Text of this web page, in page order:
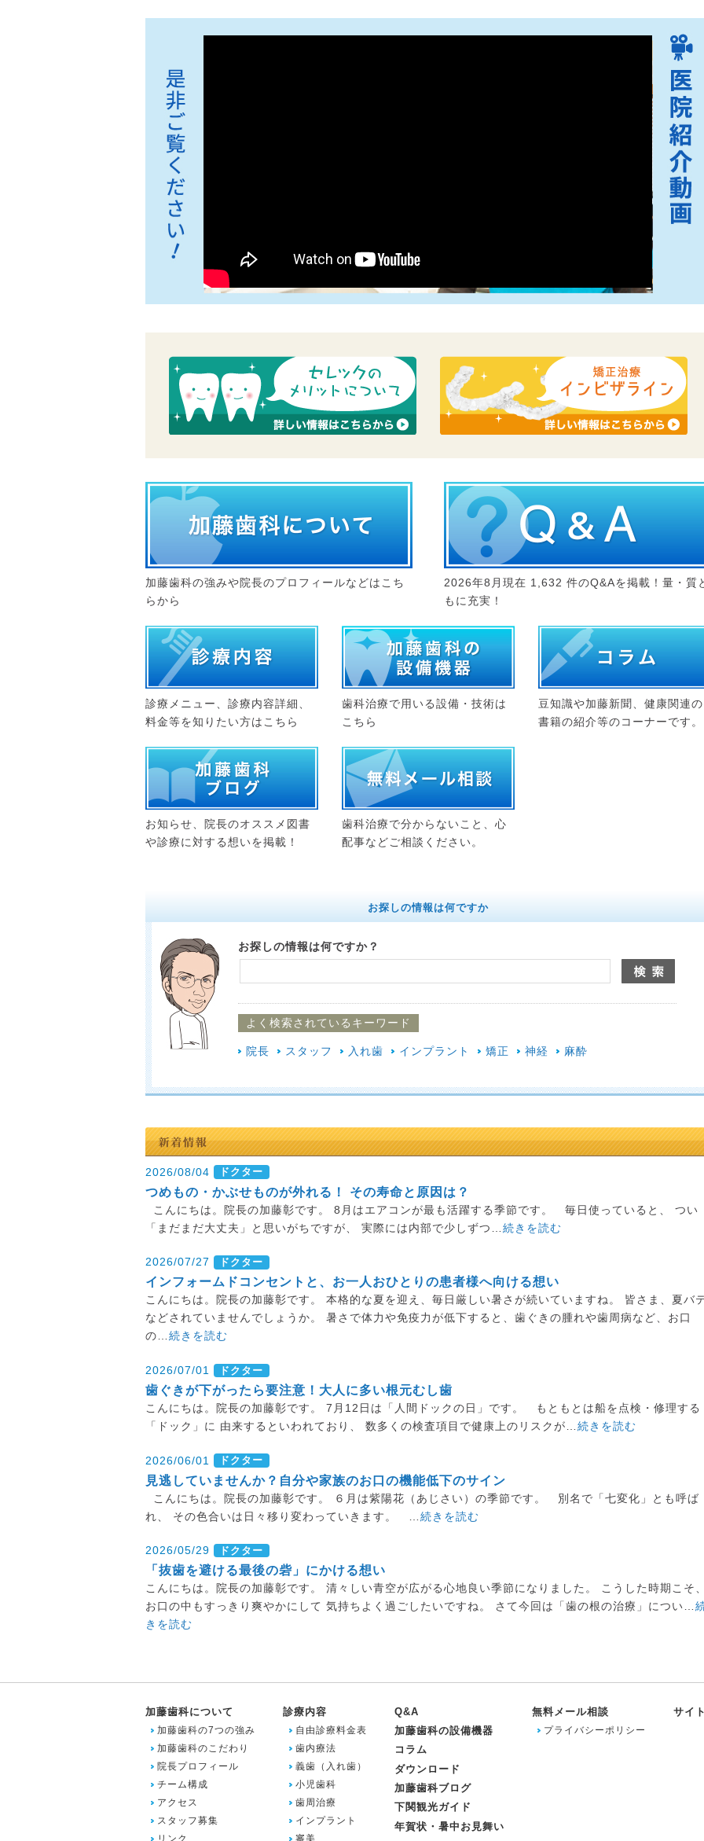
加藤歯科の強みや院長のプロフィールなどはこち
らから
2026年8月現在 1,632 件のQ&Aを掲載！量・質
もに充実！
診療メニュー、診療内容詳細、
料金等を知りたい方はこちら
歯科治療で用いる設備・技術は
こちら
豆知識や加藤新聞、健康関連の
書籍の紹介等のコーナーです。
お知らせ、院長のオススメ図書
や診療に対する想いを掲載！
歯科治療で分からないこと、心
配事などご相談ください。
お探しの情報は何ですか
お探しの情報は何ですか？
よく検索されているキーワード
院長 スタッフ 入れ歯 インプラント 矯正 神経 麻酔
2026/08/04 ドクター
つめもの・かぶせものが外れる！ その寿命と原因は？
こんにちは。院長の加藤彰です。 8月はエアコンが最も活躍する季節です。 毎日使っていると、 つい
「まだまだ大丈夫」と思いがちですが、 実際には内部で少しずつ… 続きを読む
2026/07/27 ドクター
インフォームドコンセントと、お一人おひとりの患者様へ向ける想い
こんにちは。院長の加藤彰です。 本格的な夏を迎え、毎日厳しい暑さが続いていますね。 皆さま、夏バ
などされていませんでしょうか。 暑さで体力や免疫力が低下すると、歯ぐきの腫れや歯周病など、お口
の…続きを読む
2026/07/01 ドクター
歯ぐきが下がったら要注意！大人に多い根元むし歯
こんにちは。院長の加藤彰です。 7月12日は「人間ドックの日」です。 もともとは船を点検・修理する
「ドック」に 由来するといわれており、 数多くの検査項目で健康上のリスクが… 続きを読む
2026/06/01 ドクター
見逃していませんか？自分や家族のお口の機能低下のサイン
こんにちは。院長の加藤彰です。 ６月は紫陽花（あじさい）の季節です。 別名で「七変化」とも呼ば
れ、 その色合いは日々移り変わっていきます。 … 続きを読む
2026/05/29 ドクター
「抜歯を避ける最後の砦」にかける想い
こんにちは。院長の加藤彰です。 清々しい青空が広がる心地良い季節になりました。 こうした時期こそ
お口の中もすっきり爽やかにして 気持ちよく過ごしたいですね。 さて今回は「歯の根の治療」につい…
きを読む
加藤歯科について
加藤歯科の7つの強み
加藤歯科のこだわり
院長プロフィール
チーム構成
アクセス
スタッフ募集
リンク
診療内容
自由診療料金表
歯内療法
義歯（入れ歯）
小児歯科
歯周治療
インプラント
審美
Q&A
加藤歯科の設備機器
コラム
ダウンロード
加藤歯科ブログ
下関観光ガイド
年賀状・暑中お見舞い
無料メール相談
プライバシーポリシー
サイ